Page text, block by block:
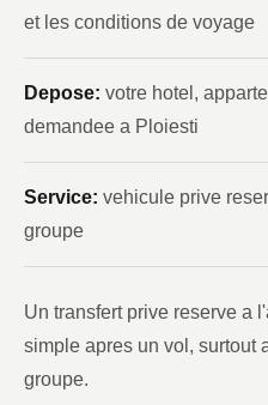
et les conditions de voyage
Depose: votre hotel,
demandee a Ploiesti
Service: vehicule prive
groupe
Un transfert prive reserve a
simple apres un vol, surtout
groupe.